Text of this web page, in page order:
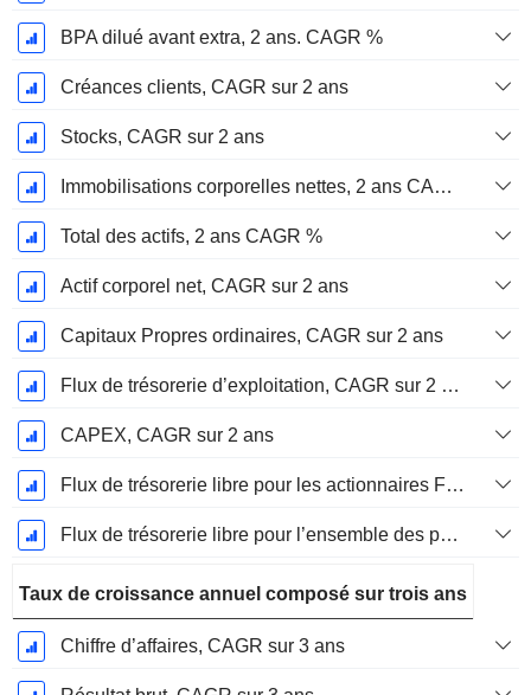
BPA dilué avant extra, 2 ans. CAGR %
Créances clients, CAGR sur 2 ans
Stocks, CAGR sur 2 ans
Immobilisations corporelles nettes, 2 ans CAGR %
Total des actifs, 2 ans CAGR %
Actif corporel net, CAGR sur 2 ans
Capitaux Propres ordinaires, CAGR sur 2 ans
Flux de trésorerie d’exploitation, CAGR sur 2 ans
CAPEX, CAGR sur 2 ans
Flux de trésorerie libre pour les actionnaires FCFE, CAGR sur 2 ans
Flux de trésorerie libre pour l’ensemble des pourvoyeurs de fonds (créanciers et actionnaires) FCFF, CAGR sur 2 ans
Taux de croissance annuel composé sur trois ans
Chiffre d’affaires, CAGR sur 3 ans